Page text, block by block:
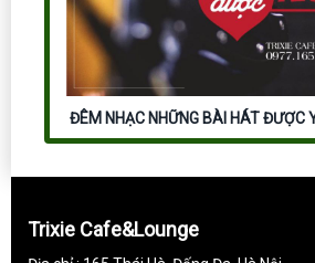
ĐÊM NHẠC NHỮNG BÀI HÁT ĐƯỢC
Trixie Cafe&Lounge